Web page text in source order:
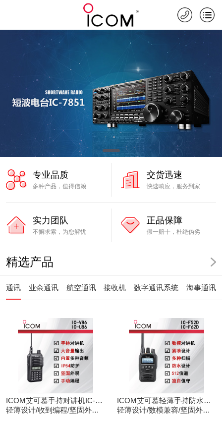
专业品质
多种产品，值得信赖
交货迅速
快速响应，服务到家
实力团队
不懈求索，为您解忧
正品保障
假一赔十，杜绝伪劣
精选产品
通讯 业余通讯 航空通讯 接收机 数字通讯系统 海事通讯
ICOM艾可慕手持对讲机IC-
V86/U86
轻薄设计/收到编程/坚固外观/
ICOM艾可慕轻薄手持防水对
讲机IC-F52D
轻薄设计/数模兼容/坚固外观/